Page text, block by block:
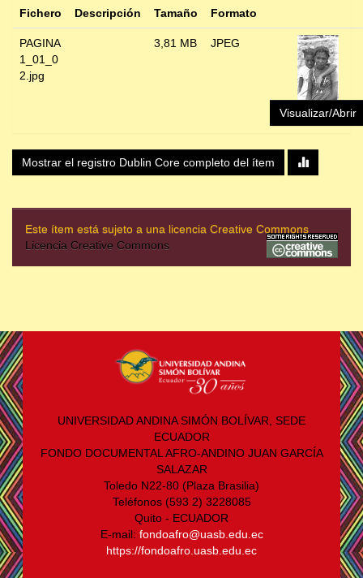
Fichero Descripción Tamaño Formato
PAGINA
1_01_0
2.jpg
3,81 MB JPEG
Visualizar/Abrir
Mostrar el registro Dublin Core completo del ítem
Este ítem está sujeto a una licencia Creative Commons
Licencia Creative Commons
UNIVERSIDAD ANDINA SIMÓN BOLÍVAR, SEDE
ECUADOR
FONDO DOCUMENTAL AFRO-ANDINO JUAN GARCÍA
SALAZAR
Toledo N22-80 (Plaza Brasilia)
Teléfonos (593 2) 3228085
Quito - ECUADOR
E-mail: fondoafro@uasb.edu.ec
https://fondoafro.uasb.edu.ec